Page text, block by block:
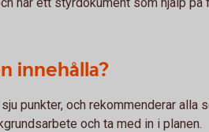
innehålla?
punkter, och rekommenderar alla
och ta med in i planen.